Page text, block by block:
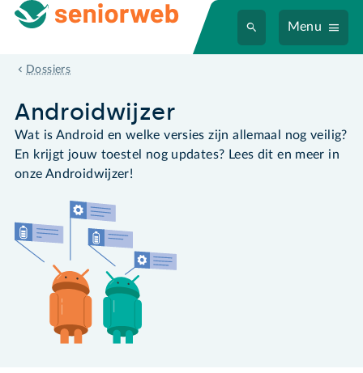
Menu
Dossiers
Androidwijzer
Androidwijzer
Wat is Android en welke versies zijn allemaal nog veilig?
En krijgt jouw toestel nog updates? Lees dit en meer in
onze Androidwijzer!